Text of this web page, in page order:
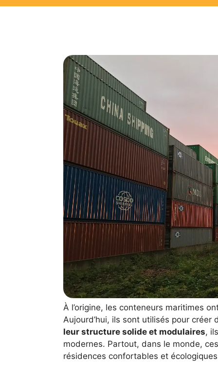
À l’origine, les conteneurs maritimes
Aujourd’hui, ils sont utilisés pour créer
leur structure solide et modulaires,
modernes. Partout, dans le monde,
résidences confortables et